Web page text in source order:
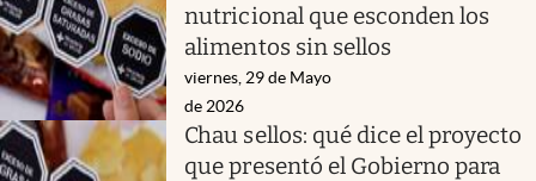
nutricional que esconden los
alimentos sin sellos
viernes, 29 de Mayo
de 2026
Chau sellos: qué dice el proyecto
que presentó el Gobierno para